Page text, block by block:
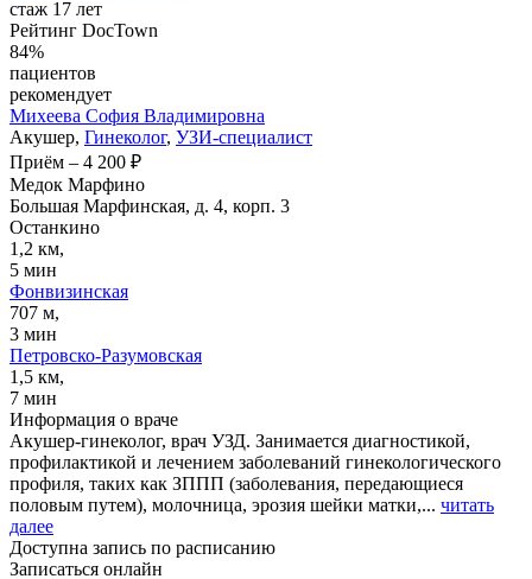
стаж 17 лет
Рейтинг DocTown
84%
пациентов
рекомендует
Михеева София Владимировна
Акушер, Гинеколог, УЗИ-специалист
Приём – 4 200 ₽
Медок Марфино
Большая Марфинская, д. 4, корп. 3
Останкино
1,2 км,
5 мин
Фонвизинская
707 м,
3 мин
Петровско-Разумовская
1,5 км,
7 мин
Информация о враче
Акушер-гинеколог, врач УЗД. Занимается диагностикой,
профилактикой и лечением заболеваний гинекологического
профиля, таких как ЗППП (заболевания, передающиеся
половым путем), молочница, эрозия шейки матки,... читать
далее
Доступна запись по расписанию
Записаться онлайн